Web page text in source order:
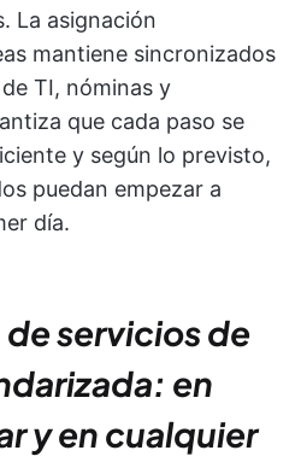
La asignación
mantiene sincronizados
TI, nóminas y
que cada paso se
y según lo previsto,
puedan empezar a
día.
servicios de
en
y en cualquier